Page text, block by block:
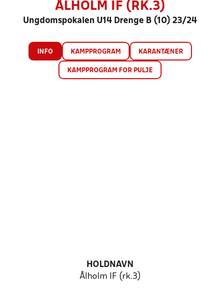
ÅLHOLM IF (RK.3)
Ungdomspokalen U14 Drenge B (10) 23/24
INFO KAMPPROGRAM KARANTÆNER
KAMPPROGRAM FOR PULJE
HOLDNAVN
Ålholm IF (rk.3)